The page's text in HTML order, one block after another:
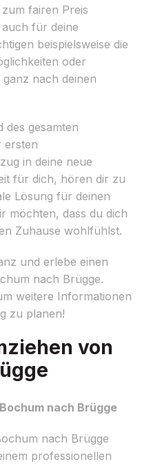
fairen Preis
für deine
beispielsweise die
oder
nach deinen
des gesamten
ersten
in deine neue
für dich, hören dir zu
Lösung für deinen
möchten, dass du dich
Zuhause wohlfühlst.
und erlebe einen
nach Brügge.
weitere Informationen
zu planen!
von
nach Brügge
nach Brügge
professionellen